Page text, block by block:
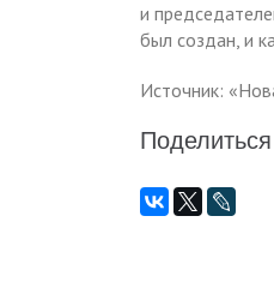
и
был создан, и
Источник: